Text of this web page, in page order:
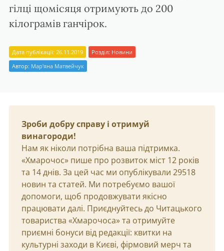
гілці щомісяця отримують до 200
кілограмів ганчірок.
Дата публікації: 26.11.2019 Розділ: Новини
Автор: Мар'яна Матвейчук
Зроби добру справу і отримуй
винагороди!
Нам як ніколи потрібна ваша підтримка.
«Хмарочос» пише про розвиток міст 12 років
та 14 днів. За цей час ми опублікували 29518
новин та статей. Ми потребуємо вашої
допомоги, щоб продовжувати якісно
працювати далі. Приєднуйтесь до Читацького
товариства «Хмарочоса» та отримуйте
приємні бонуси від редакції: квитки на
культурні заходи в Києві, фірмовий мерч та